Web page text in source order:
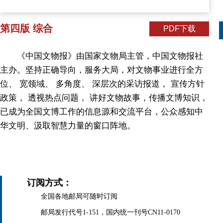
第四版 综合 PDF下载
《中国文物报》由国家文物局主管，中国文物报社
主办。坚持正确导向，服务大局，对文物事业进行全方
位、 宽领域、 多角度、 深层次的采访报道， 宣传方针
政策， 透视热点问题， 讲好文物故事，传播文博知识，
已成为全国文博工作的信息源和交流平台，公众感知中
华文明、汲取智慧力量的窗口阵地。
订阅方式：
全国各地邮局可随时订阅
邮局发行代号1-151，国内统一刊号CN11-0170